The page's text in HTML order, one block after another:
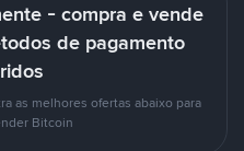
- compra e vende
de pagamento
as melhores ofertas abaixo para
Bitcoin